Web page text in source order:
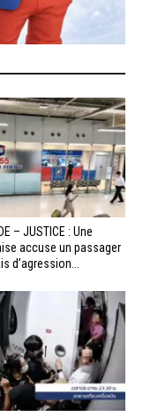
– JUSTICE : Une
accuse un passager
d’agression...